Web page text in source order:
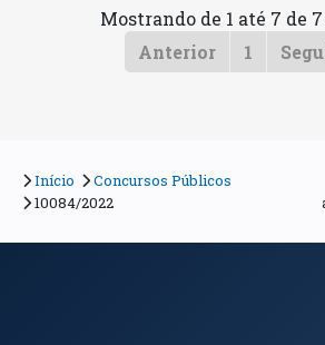
Mostrando de 1 até 7 de
Anterior
1
Início
Concursos Públicos
10084/2022